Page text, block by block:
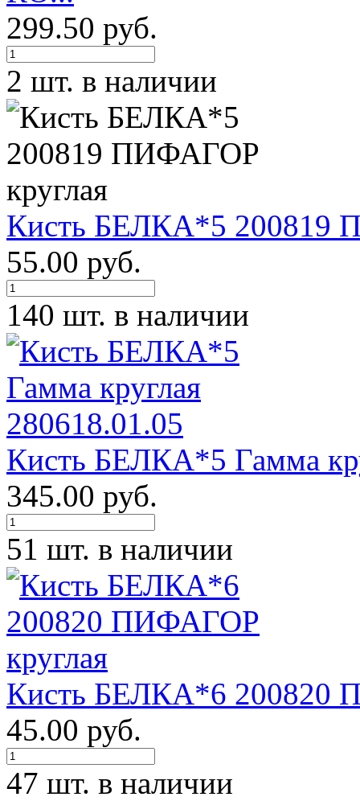
299.50 руб.
2 шт. в наличии
Кисть БЕЛКА*5 200819
55.00 руб.
140 шт. в наличии
Кисть БЕЛКА*5 Гамма
345.00 руб.
51 шт. в наличии
Кисть БЕЛКА*6 200820
45.00 руб.
47 шт. в наличии